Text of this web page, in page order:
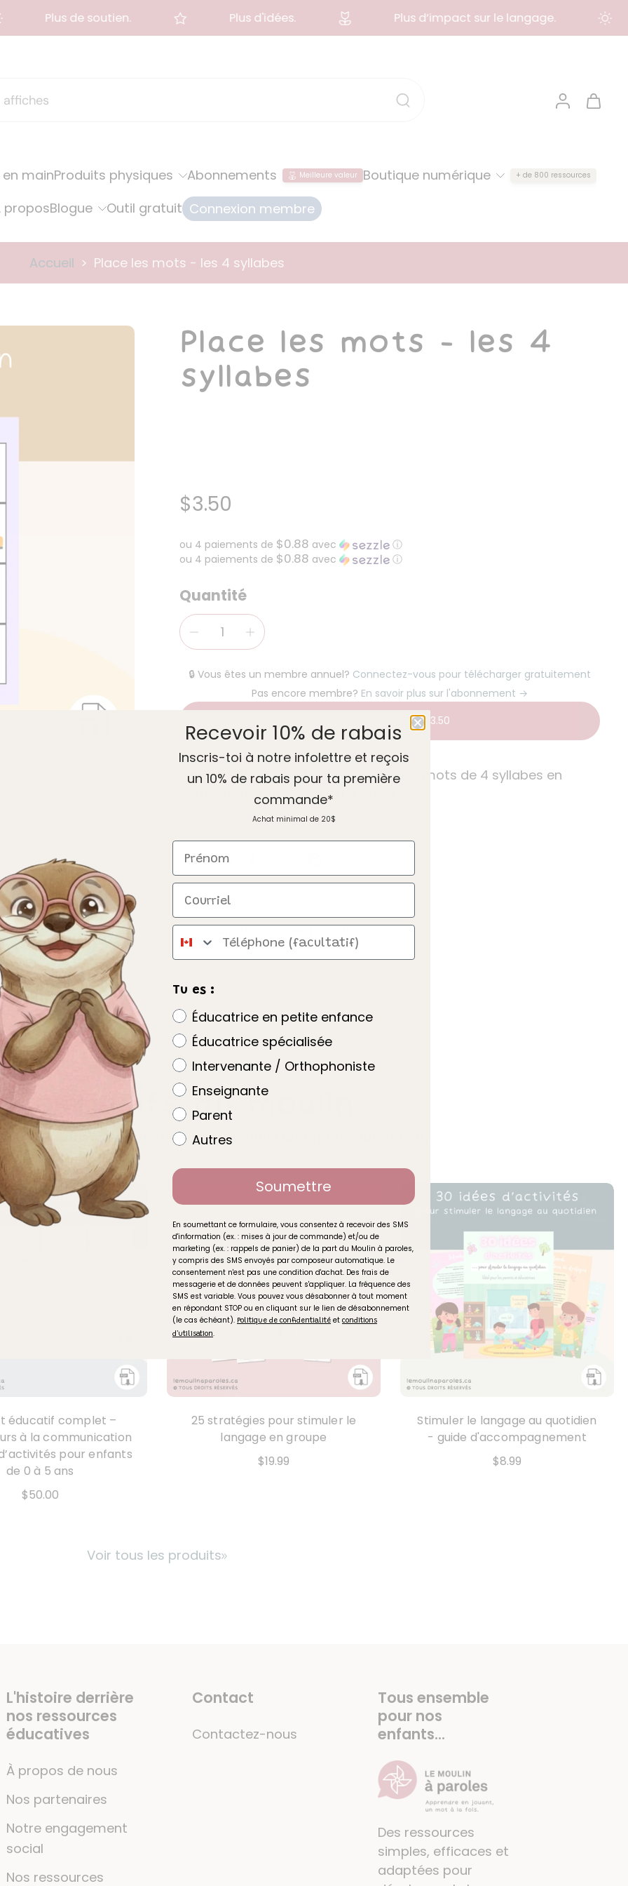
Plus de soutien. Plus d'idées. Plus d’impact sur le langage.
en mainProduits physiques Abonnements Meilleure valeur Boutique numérique + de 800 ressources
proposBlogue Outil gratuit Connexion membre
Accueil > Place les mots - les 4 syllabes
Place les mots - les 4
syllabes
$3.50
ou 4 paiements de $0.88 avec
ⓘ
ou 4 paiements de $0.88 avec ⓘ
Quantité
🔒 Vous êtes un membre annuel? Connectez-vous pour télécharger gratuitement
Pas encore membre? En savoir plus sur l'abonnement →
Ajouter au panier-$3.50
Objectif: Prononciation des mots des mots de 4 syllabes en
contexte de phrase en jeu d'écran.
Partager
Ajouter à mes favoris
exclusifs du moulin
créées avec intention, pour stimuler le langage autrement.
éducatif complet –
à la communication
pour enfants
de 0 à 5 ans
$50.00
25 stratégies pour stimuler le
langage en groupe
$19.99
Stimuler le langage au quotidien
- guide d'accompagnement
$8.99
Voir tous les produits
L'histoire derrière
nos ressources
éducatives
À propos de nous
Nos partenaires
Notre engagement
social
Nos ressources
Contact
Contactez-nous
Tous ensemble
pour nos
enfants...
Des ressources
simples, efficaces et
adaptées pour
Recevoir 10% de rabais
Inscris-toi à notre infolettre et reçois
un 10% de rabais pour ta première
commande*
Achat minimal de 20$
Prénom
Courriel
Téléphone
Tu es :
Éducatrice en petite enfance
Éducatrice spécialisée
Intervenante / Orthophoniste
Enseignante
Parent
Autres
Soumettre
En soumettant ce formulaire, vous consentez à recevoir des SMS
d'information (ex. : mises à jour de commande) et/ou de
marketing (ex. : rappels de panier) de la part du Moulin à paroles,
y compris des SMS envoyés par composeur automatique. Le
consentement n'est pas une condition d'achat. Des frais de
messagerie et de données peuvent s'appliquer. La fréquence des
SMS est variable. Vous pouvez vous désabonner à tout moment
en répondant STOP ou en cliquant sur le lien de désabonnement
(le cas échéant). Politique de confidentialité et conditions
d'utilisation.